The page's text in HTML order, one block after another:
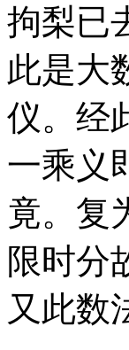
拘梨已
此是大
仪。经
一乘义
竟。复
限时分
又此数